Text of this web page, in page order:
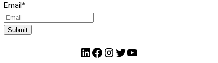
Email*
Submit
LinkedIn Facebook InstagramTwitter YouTube